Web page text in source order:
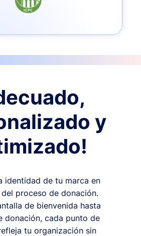
y
identidad de tu marca en
proceso de donación.
de bienvenida hasta
donación, cada punto de
tu organización sin